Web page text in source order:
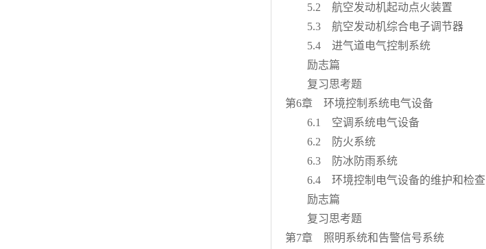
5.2 航空发动机起动点火装置
5.3 航空发动机综合电子调节器
5.4 进气道电气控制系统
励志篇
复习思考题
第6章 环境控制系统电气设备
6.1 空调系统电气设备
6.2 防火系统
6.3 防冰防雨系统
6.4 环境控制电气设备的维护和检查
励志篇
复习思考题
第7章 照明系统和告警信号系统